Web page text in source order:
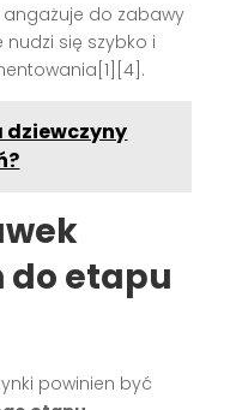
angażuje do zabawy
się szybko i
[1][4] .
dziewczyny
do etapu
powinien być